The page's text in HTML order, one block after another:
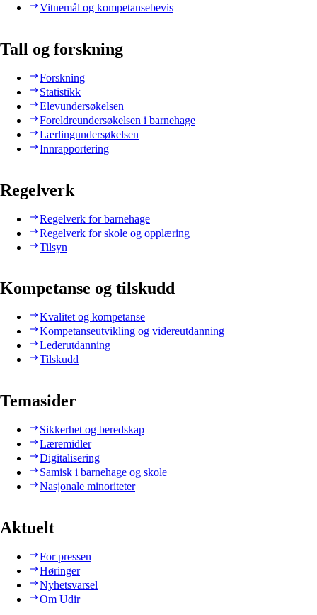
Vitnemål og kompetansebevis
Tall og forskning
Forskning
Statistikk
Elevundersøkelsen
Foreldreundersøkelsen i barnehage
Lærlingundersøkelsen
Innrapportering
Regelverk
Regelverk for barnehage
Regelverk for skole og opplæring
Tilsyn
Kompetanse og tilskudd
Kvalitet og kompetanse
Kompetanseutvikling og videreutdanning
Lederutdanning
Tilskudd
Temasider
Sikkerhet og beredskap
Læremidler
Digitalisering
Samisk i barnehage og skole
Nasjonale minoriteter
Aktuelt
For pressen
Høringer
Nyhetsvarsel
Om Udir